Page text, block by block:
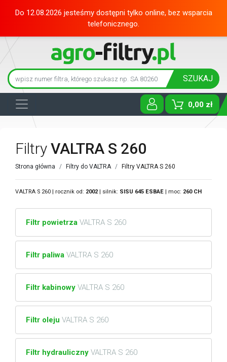
Do 12.08.2026 jesteśmy dostępni tylko online, bez wsparcia
telefonicznego.
SZUKAJ
0,00 zł
Toggle
Filtry VALTRA S 260
Strona główna Filtry do VALTRA Filtry VALTRA S 260
VALTRA S 260 | rocznik od: 2002 | silnik: SISU 645 ESBAE | moc: 260 CH
Filtr powietrza VALTRA S 260
Filtr paliwa VALTRA S 260
Filtr kabinowy VALTRA S 260
Filtr oleju VALTRA S 260
Filtr hydrauliczny VALTRA S 260